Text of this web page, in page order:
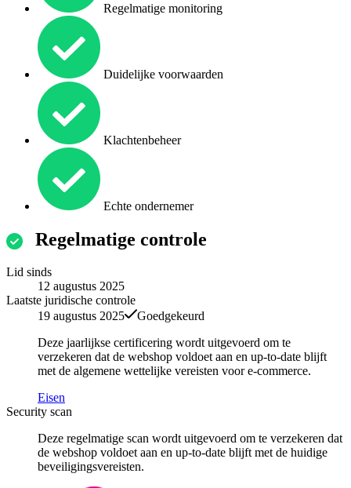
Regelmatige monitoring
Duidelijke voorwaarden
Klachtenbeheer
Echte ondernemer
Regelmatige controle
Lid sinds
12 augustus 2025
Laatste juridische controle
19 augustus 2025
Goedgekeurd
Deze jaarlijkse certificering wordt uitgevoerd om te
verzekeren dat de webshop voldoet aan en up-to-date blijft
met de algemene wettelijke vereisten voor e-commerce.
Eisen
Security scan
Deze regelmatige scan wordt uitgevoerd om te verzekeren dat
de webshop voldoet aan en up-to-date blijft met de huidige
beveiligingsvereisten.